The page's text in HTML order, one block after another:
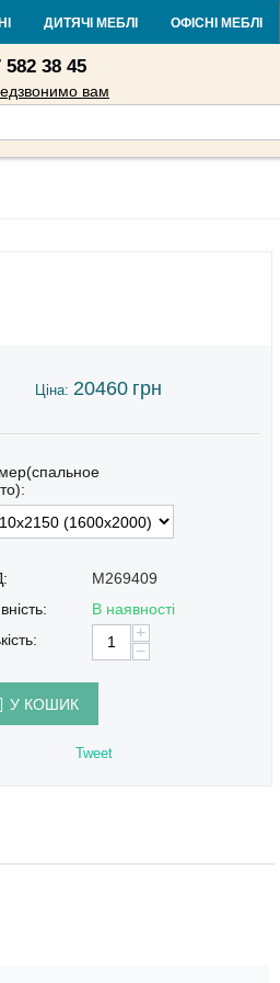
повернення Кредит Статті та новини
582 38 45
вам
ДИТЯЧІ МЕБЛІ ОФІСНІ МЕБЛІ
Ціна: 20460 грн
M269409
В наявності
+
−
У КОШИК
Tweet